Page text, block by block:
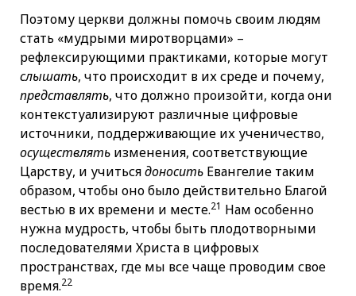
Поэтому церкви должны помочь своим людям
стать «мудрыми миротворцами» –
рефлексирующими практиками, которые могут
слышать, что происходит в их среде и почему,
представлять, что должно произойти, когда они
контекстуализируют различные цифровые
источники, поддерживающие их ученичество,
осуществлять изменения, соответствующие
Царству, и учитьсядоносить Евангелие таким
образом, чтобы оно было действительно Благой
вестью в их времени и месте.21 Нам особенно
нужна мудрость, чтобы быть плодотворными
последователями Христа в цифровых
пространствах, где мы все чаще проводим свое
время.22